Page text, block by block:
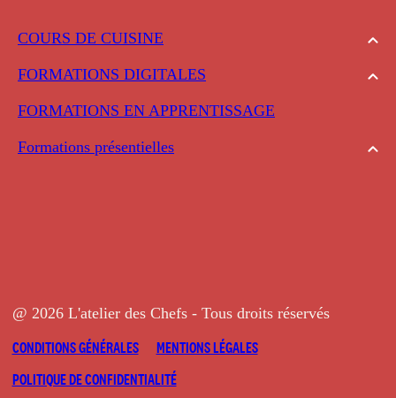
COURS DE CUISINE
FORMATIONS DIGITALES
FORMATIONS EN APPRENTISSAGE
Formations présentielles
@ 2026 L'atelier des Chefs - Tous droits réservés
CONDITIONS GÉNÉRALES
MENTIONS LÉGALES
POLITIQUE DE CONFIDENTIALITÉ